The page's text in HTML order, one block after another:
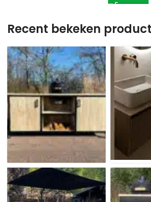
Recent bekeken